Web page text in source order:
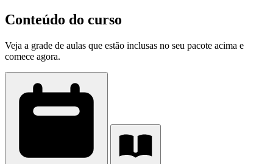
Conteúdo do curso
Veja a grade de aulas que estão inclusas no seu pacote acima e
comece agora.